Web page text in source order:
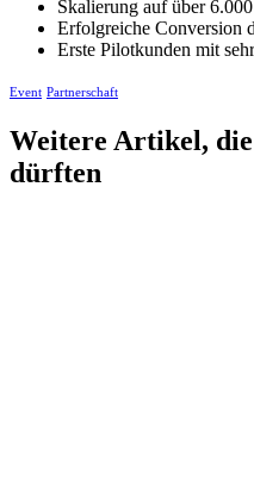
Skalierung auf über
Erfolgreiche Conversion
Erste Pilotkunden mit
Event Partnerschaft
Weitere Artikel,
dürften